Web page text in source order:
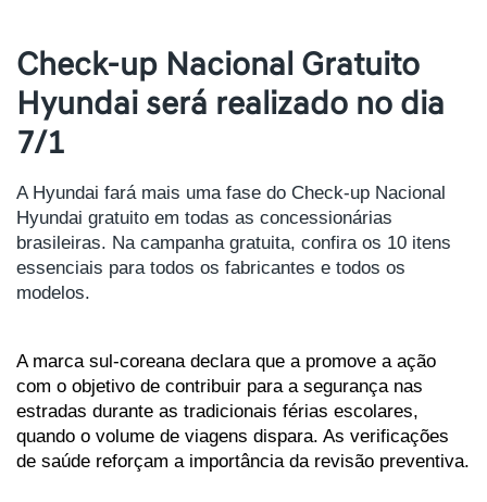
Check-up Nacional Gratuito
Hyundai será realizado no dia
7/1
A Hyundai fará mais uma fase do Check-up Nacional
Hyundai gratuito em todas as concessionárias
brasileiras. Na campanha gratuita, confira os 10 itens
essenciais para todos os fabricantes e todos os
modelos.
A marca sul-coreana declara que a promove a ação
com o objetivo de contribuir para a segurança nas
estradas durante as tradicionais férias escolares,
quando o volume de viagens dispara. As verificações
de saúde reforçam a importância da revisão preventiva.